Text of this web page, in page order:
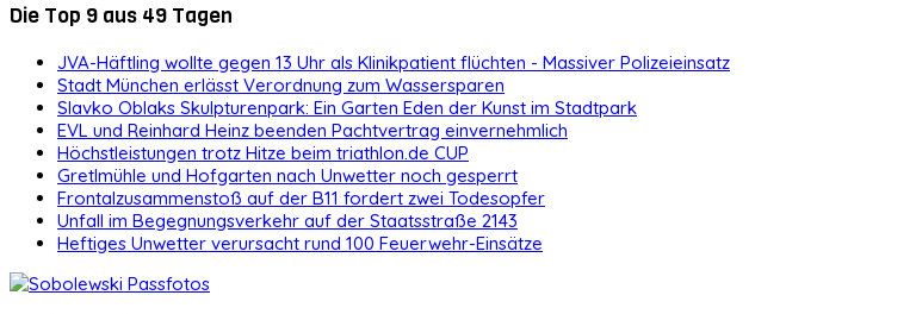
Die Top 9 aus 49 Tagen
JVA-Häftling wollte gegen 13 Uhr als Klinikpatient flüchten - Massiver Polizeieinsatz
Stadt München erlässt Verordnung zum Wassersparen
Slavko Oblaks Skulpturenpark: Ein Garten Eden der Kunst im Stadtpark
EVL und Reinhard Heinz beenden Pachtvertrag einvernehmlich
Höchstleistungen trotz Hitze beim triathlon.de CUP
Gretlmühle und Hofgarten nach Unwetter noch gesperrt
Frontalzusammenstoß auf der B11 fordert zwei Todesopfer
Unfall im Begegnungsverkehr auf der Staatsstraße 2143
Heftiges Unwetter verursacht rund 100 Feuerwehr-Einsätze